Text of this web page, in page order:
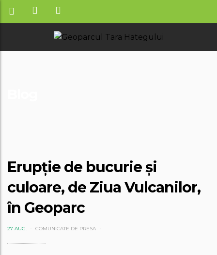
Erupție de bucurie și
culoare, de Ziua Vulcanilor,
în Geoparc
27 AUG. COMUNICATE DE PRESA